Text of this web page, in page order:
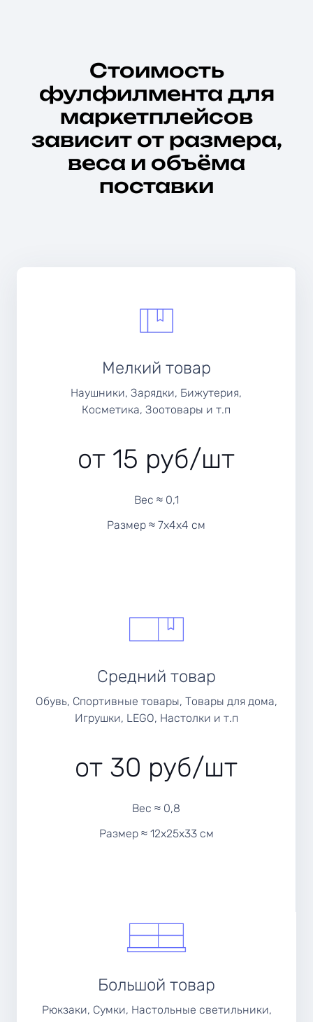
Стоимость
фулфилмента для
маркетплейсов
зависит от размера,
веса и объёма
поставки
Мелкий товар
Наушники, Зарядки, Бижутерия,
Косметика, Зоотовары и т.п
от 15 руб/шт
Вес ≈ 0,1
Размер ≈ 7х4х4 см
Средний товар
Обувь, Спортивные товары, Товары для дома,
Игрушки, LEGO, Настолки и т.п
от 30 руб/шт
Вес ≈ 0,8
Размер ≈ 12х25х33 см
Большой товар
Рюкзаки, Сумки, Настольные cветильники,